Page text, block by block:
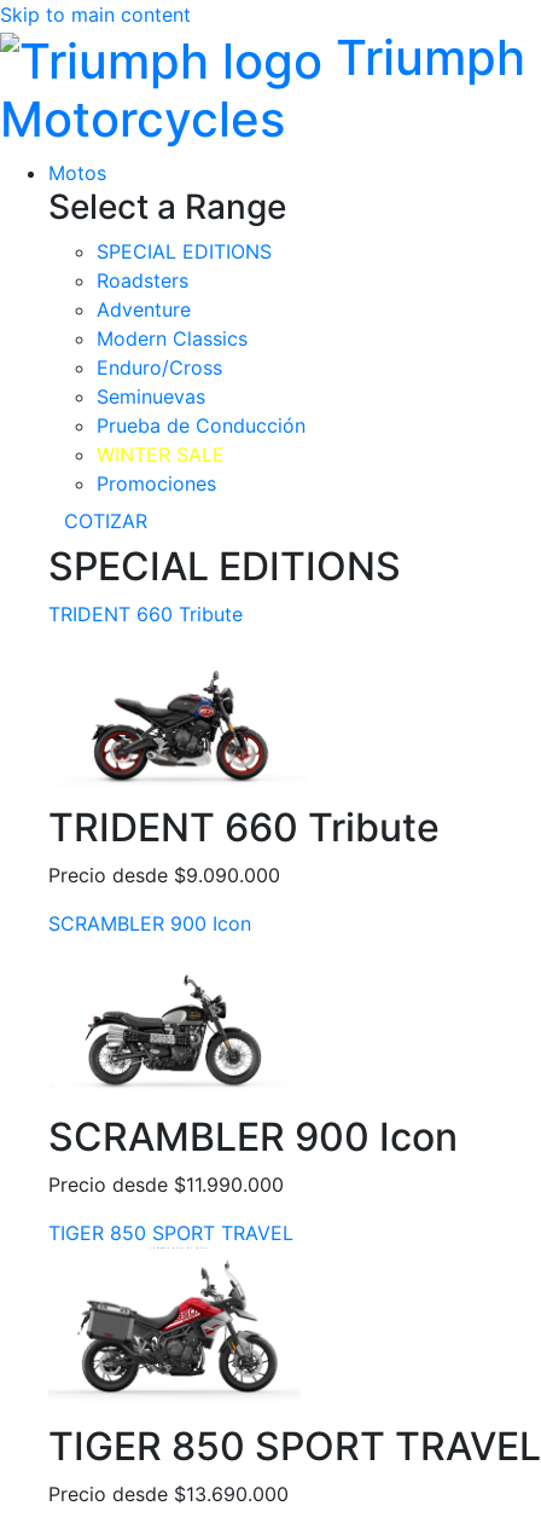
Skip to main content
Triumph
Motorcycles
Motos
Select a Range
SPECIAL EDITIONS
Roadsters
Adventure
Modern Classics
Enduro/Cross
Seminuevas
Prueba de Conducción
WINTER SALE
Promociones
COTIZAR
SPECIAL EDITIONS
TRIDENT 660 Tribute
TRIDENT 660 Tribute
Precio desde $9.090.000
SCRAMBLER 900 Icon
SCRAMBLER 900 Icon
Precio desde $11.990.000
TIGER 850 SPORT TRAVEL
TIGER 850 SPORT TRAVEL
Precio desde $13.690.000